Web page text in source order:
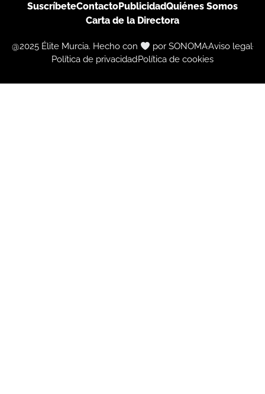
SuscríbeteContactoPublicidadQuiénes Somos
Carta de la Directora
@2025 Élite Murcia. Hecho con por SONOMAAviso legal
Política de privacidadPolítica de cookies